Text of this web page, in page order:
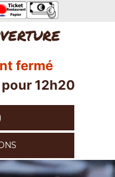
fermé
12h20